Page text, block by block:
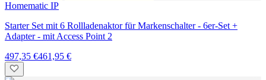
Homematic IP
Starter Set mit 6 Rollladenaktor für Markenschalter - 6er-Set +
Adapter - mit Access Point 2
497,35 €461,95 €